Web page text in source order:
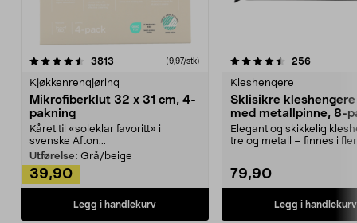
3813 anmeldelser(9,97/stk)
Kjøkkenrengjøring
Mikrofiberklut 32 x 31 cm, 4-
pakning
Kåret til «soleklar favoritt» i
svenske Afton...
Utførelse: Grå/beige
39,90
Legg i handlekurv
4.5av 5 stjerner 256
Kleshengere
Sklisikre
med metallpinne, 8-
Elegant og skikkelig
tre og metall – finnes i
79,90
Legg i handlekurv
4.5av 5 stjerner